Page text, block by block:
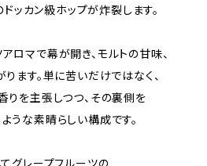
ッカン級ホップが炸裂します。
ロマで幕が開き、モルトの甘味、
ます。単に苦いだけではなく、
りを主張しつつ、その裏側を
うな素晴らしい構成です。
てグレープフルーツの